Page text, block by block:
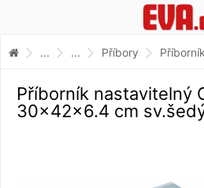
... ... Příbory
Příborník nastavitelný
30x42x6.4 cm